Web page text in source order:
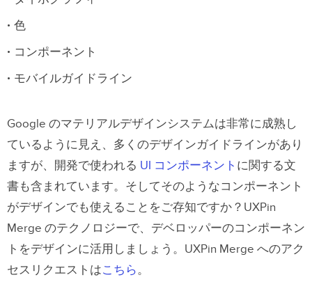
色
コンポーネント
モバイルガイドライン
Google のマテリアルデザインシステムは非常に成熟し
ているように見え、多くのデザインガイドラインがあり
ますが、開発で使われる UI コンポーネント に関する文
書も含まれています。そしてそのようなコンポーネント
がデザインでも使えることをご存知ですか？UXPin
Merge のテクノロジーで、デベロッパーのコンポーネン
トをデザインに活用しましょう。UXPin Merge へのアク
セスリクエストはこちら。